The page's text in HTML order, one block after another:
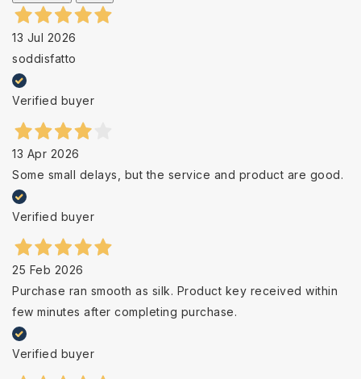
13 Jul 2026
soddisfatto
Verified buyer
13 Apr 2026
Some small delays, but the service and product are good.
Verified buyer
25 Feb 2026
Purchase ran smooth as silk. Product key received within
few minutes after completing purchase.
Verified buyer